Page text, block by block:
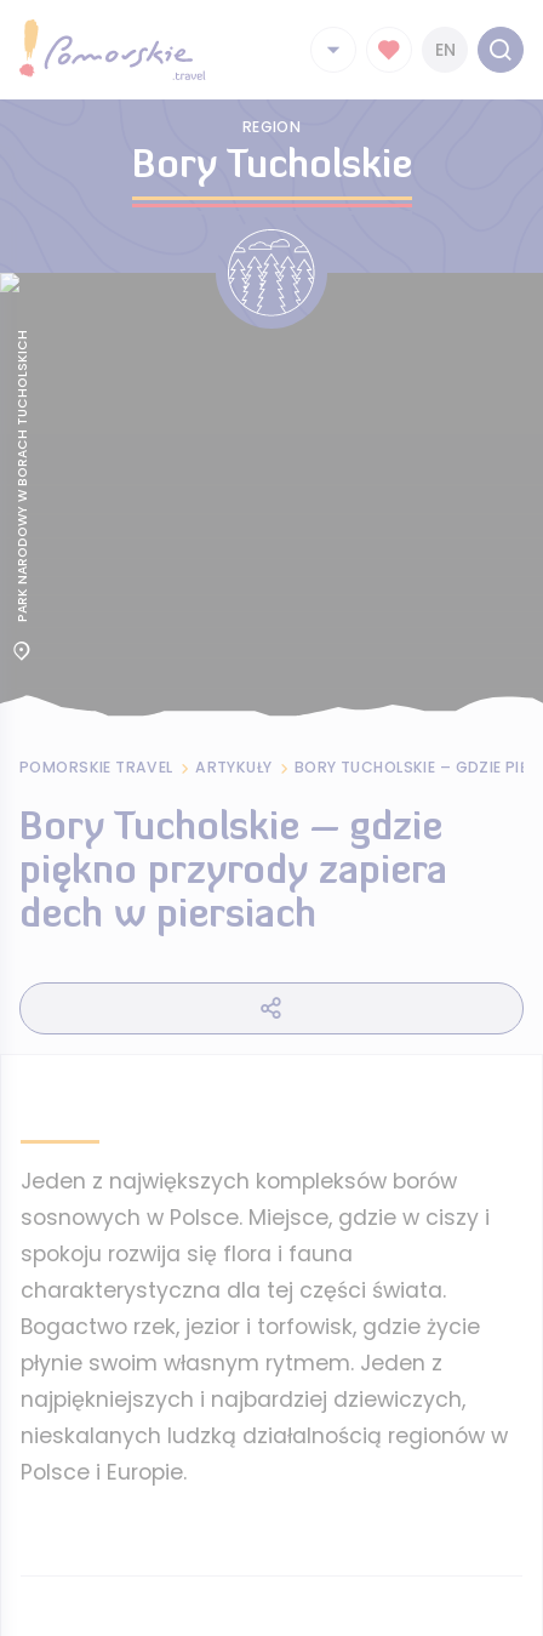
EN
REGION
Bory Tucholskie
PARK NARODOWY W BORACH TUCHOLSKICH
POMORSKIE TRAVEL ARTYKUŁY
Bory Tucholskie – gdzie
piękno przyrody zapiera
dech w piersiach
Jeden z największych kompleksów borów
sosnowych w Polsce. Miejsce, gdzie w ciszy i
spokoju rozwija się flora i fauna
charakterystyczna dla tej części świata.
Bogactwo rzek, jezior i torfowisk, gdzie życie
płynie swoim własnym rytmem. Jeden z
najpiękniejszych i najbardziej dziewiczych,
nieskalanych ludzką działalnością regionów w
Polsce i Europie.